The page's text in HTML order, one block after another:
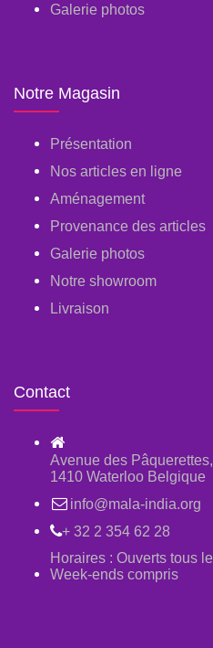
Galerie photos
Notre Magasin
Présentation
Nos articles en ligne
Aménagement
Provenance des articles
Galerie photos
Notre showroom
Livraison
Contact
Avenue des
1410 Waterloo Belgique
info@mala-india.org
+ 32 2 354 62 28
Horaires : Ouverts tous
Week-ends compris